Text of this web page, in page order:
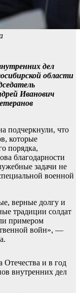
дел
области
Иванович
подчеркнули, что
которые
порядка,
благодарности
задачи не
военной
верные долгу и
традиции солдат
примером
войн», —
Отечества и в год
внутренних дел